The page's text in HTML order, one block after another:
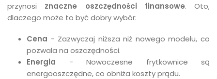
przynosi znaczne oszczędności finansowe. Oto,
dlaczego może to być dobry wybór:
Cena - Zazwyczaj niższa niż nowego modelu, co
pozwala na oszczędności.
Energia - Nowoczesne frytkownice są
energooszczędne, co obniża koszty prądu.